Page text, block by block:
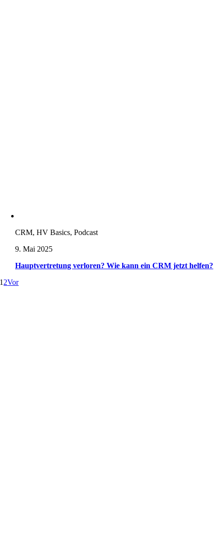
CRM, HV Basics, Podcast
9. Mai 2025
Hauptvertretung verloren? Wie kann ein CRM jetzt helfen?
1 2Vor